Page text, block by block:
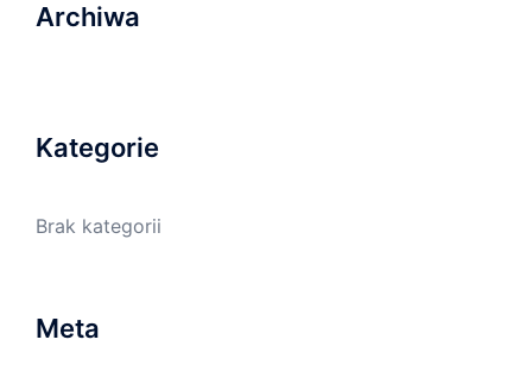
Archiwa
Kategorie
Brak kategorii
Meta